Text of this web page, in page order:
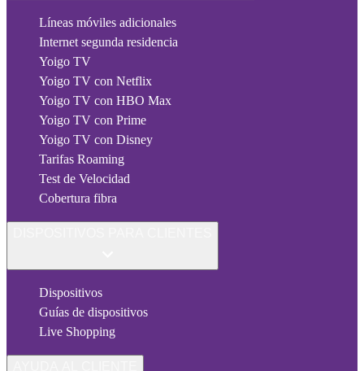
Líneas móviles adicionales
Internet segunda residencia
Yoigo TV
Yoigo TV con Netflix
Yoigo TV con HBO Max
Yoigo TV con Prime
Yoigo TV con Disney
Tarifas Roaming
Test de Velocidad
Cobertura fibra
Dispositivos
Guías de dispositivos
Live Shopping